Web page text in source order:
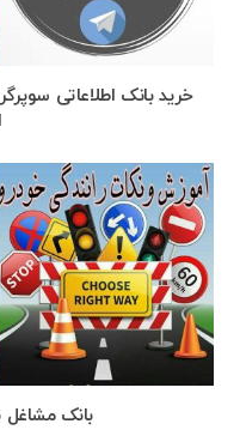
خرید بانک اطلاعاتی
بانک مشاغل